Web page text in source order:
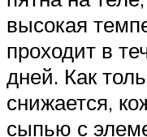
высокая
проходит в
дней. Как
снижается,
сыпью с